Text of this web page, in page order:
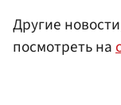
Другие
посмотреть на